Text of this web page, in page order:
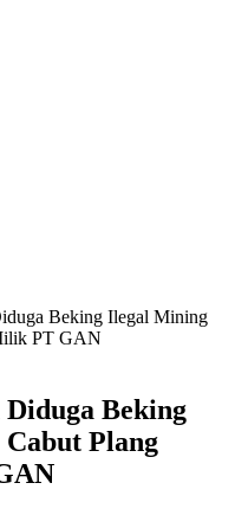
Beking Ilegal Mining
PT GAN
Beking
Plang